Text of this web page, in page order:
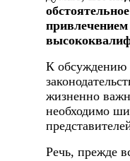
К обсуждению
жизненно
необходимо
Речь, прежде